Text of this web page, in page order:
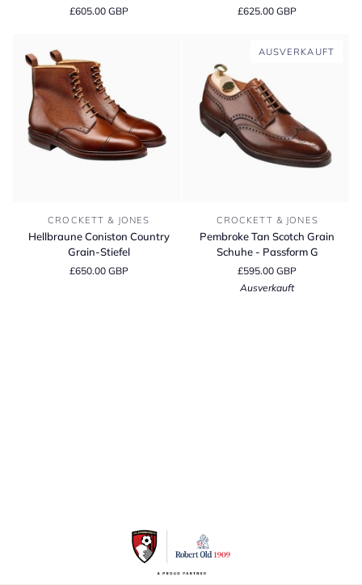
Kalbsleder
£605.00 GBP £625.00 GBP
Hellbraune
Coniston
CROCKETT & JONES
Hellbraune Coniston Country
Grain-Stiefel
£650.00 GBP
AUSVERKAUFT
Pembroke
Tan
Scotch
CROCKETT & JONES
Pembroke Tan Scotch Grain
Schuhe - Passform G
£595.00 GBP
Ausverkauft